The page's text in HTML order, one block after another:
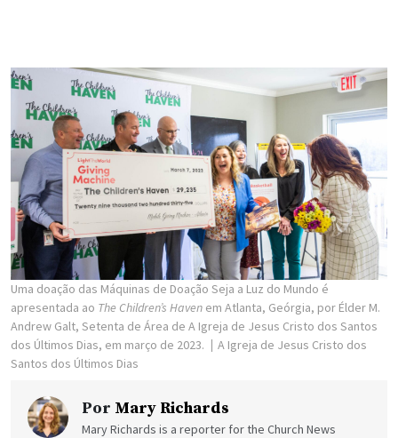
Uma doação das Máquinas de Doação Seja a Luz do Mundo é
apresentada ao The Children’s Haven em Atlanta, Geórgia, por Élder M.
Andrew Galt, Setenta de Área de A Igreja de Jesus Cristo dos Santos
dos Últimos Dias, em março de 2023.
A Igreja de Jesus Cristo dos
Santos dos Últimos Dias
Por Mary Richards
Mary Richards is a reporter for the Church News